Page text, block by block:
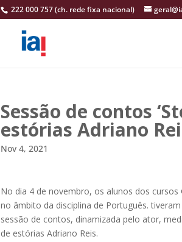
222 000 757 (ch. rede fixa nacional)
Sessão de contos
estórias Adriano
Nov 4, 2021
No dia 4 de novembro, os alunos dos cursos
no âmbito da disciplina de Português.
sessão de contos, dinamizada pelo ator,
de estórias Adriano Reis.